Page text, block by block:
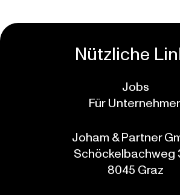
Nützliche
Jobs
Für
Joham & Partner
Schöckelbachweg
8045 Graz